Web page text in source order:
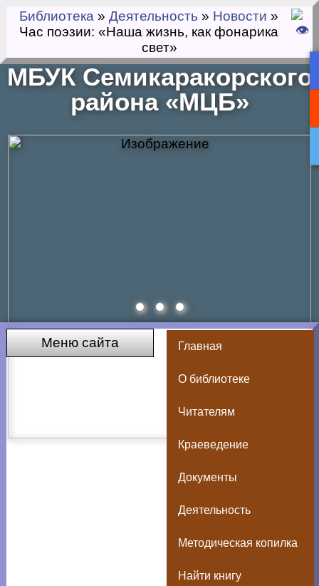
Библиотека » Деятельность » Новости »
Час поэзии: «Наша жизнь, как фонарика
свет»
МБУК Семикаракорского
района «МЦБ»
Меню сайта Главная
О библиотеке
Читателям
Краеведение
Документы
Деятельность
Методическая копилка
Найти книгу